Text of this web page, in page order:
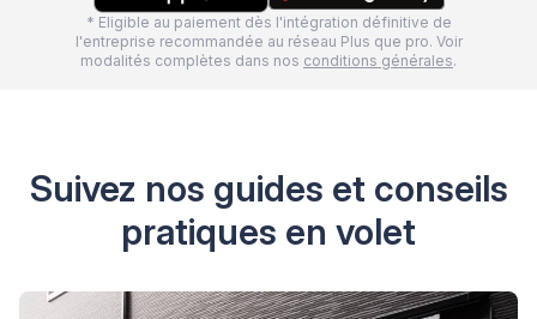
* Eligible au paiement dès l'intégration définitive de
l'entreprise recommandée au réseau Plus que pro. Voir
modalités complètes dans nos conditions générales.
Suivez nos guides et conseils
pratiques en volet